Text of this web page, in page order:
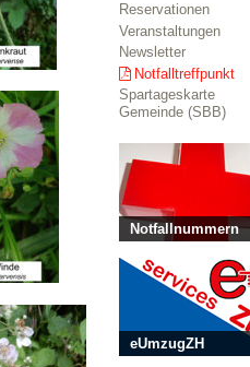
Reservationen
Veranstaltungen
Newsletter
Notfalltreffpunkt
Spartageskarte
Gemeinde (SBB)
Notfallnummern
eUmzugZH